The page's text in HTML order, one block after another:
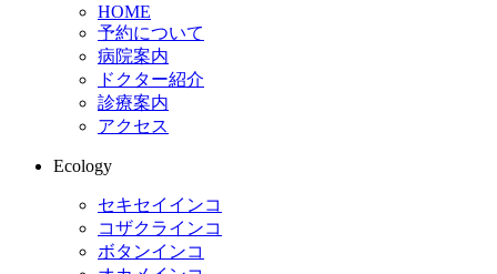
HOME
予約について
病院案内
ドクター紹介
診療案内
アクセス
Ecology
セキセイインコ
コザクラインコ
ボタンインコ